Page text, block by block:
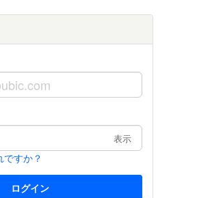
表示
すか？